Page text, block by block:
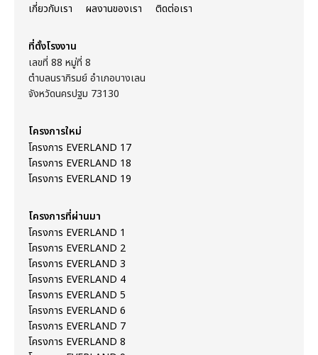
เกี่ยวกับเรา ผลงานของเรา ติดต่อเรา
ที่ตั้งโรงงาน
เลขที่ 88 หมู่ที่ 8
ตำบลนราภิรมย์ อำเภอบางเลน
จังหวัดนครปฐม 73130
โครงการใหม่
โครงการ EVERLAND 17
โครงการ EVERLAND 18
โครงการ EVERLAND 19
โครงการที่ผ่านมา
โครงการ EVERLAND 1
โครงการ EVERLAND 2
โครงการ EVERLAND 3
โครงการ EVERLAND 4
โครงการ EVERLAND 5
โครงการ EVERLAND 6
โครงการ EVERLAND 7
โครงการ EVERLAND 8